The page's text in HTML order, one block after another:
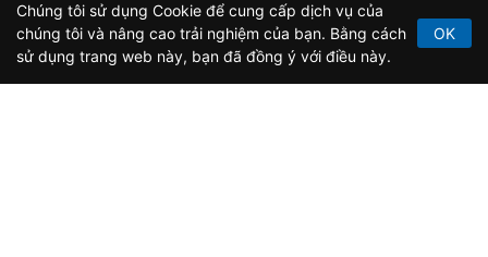
Giấy phép hoạt động báo chí điện tử số 64/GP-BTTTT do Bộ
Thông tin và Truyền thông cấp ngày 21/2/2020.
Chúng tôi sử dụng Cookie để cung cấp dịch vụ của
chúng tôi và nâng cao trải nghiệm của bạn. Bằng cách
sử dụng trang web này, bạn đã đồng ý với điều này.
OK